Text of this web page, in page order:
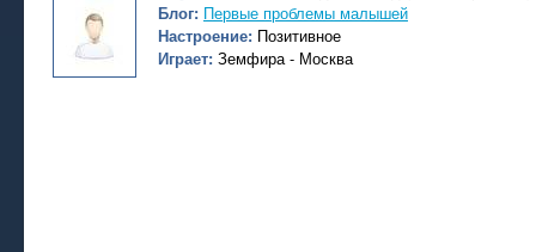
Блог: Первые проблемы малышей
Настроение: Позитивное
Играет: Земфира - Москва